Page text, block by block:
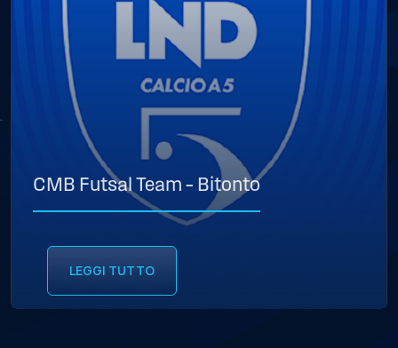
CMB Futsal Team – Bitonto
LEGGI TUTTO